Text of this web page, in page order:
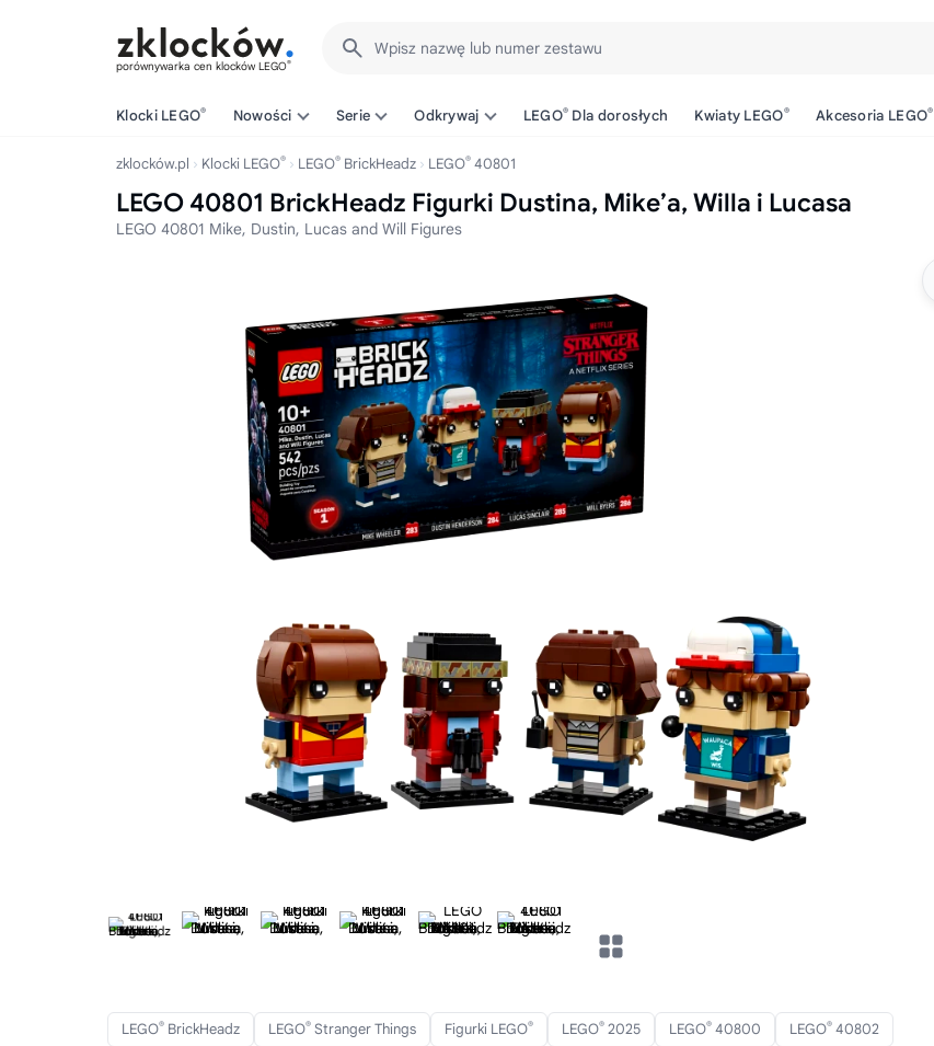
porównywarka cen klocków LEGO®
Wpisz nazwę lub numer zestawu
Klocki LEGO® Nowości Serie Odkrywaj LEGO® Dla dorosłych Kwiaty LEGO® Akcesoria LEGO®
zklocków.pl Klocki LEGO® LEGO® BrickHeadz LEGO® 40801
LEGO 40801 BrickHeadz Figurki Dustina, Mike’a, Willa i Lucasa
LEGO 40801 Mike, Dustin, Lucas and Will Figures
LEGO® BrickHeadz LEGO® Stranger Things Figurki LEGO® LEGO® 2025 LEGO® 40800 LEGO® 40802